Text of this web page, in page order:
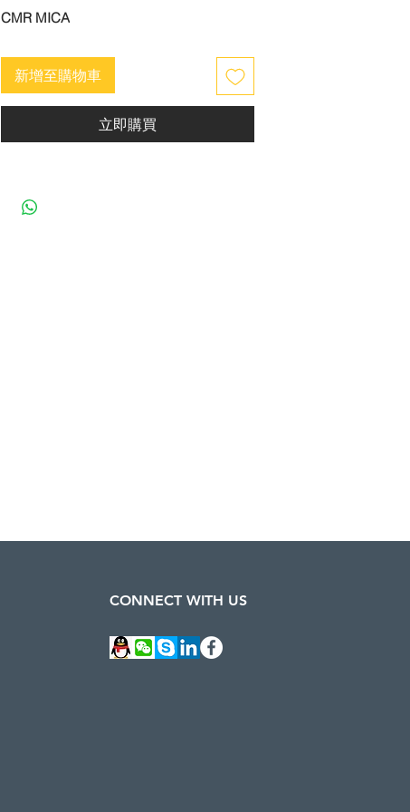
CMR MICA
新增至購物車
立即購買
CONNECT WITH US